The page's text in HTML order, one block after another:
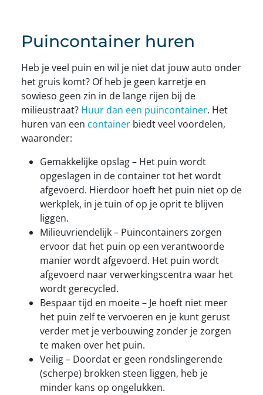
Puincontainer huren
Heb je veel puin en wil je niet dat jouw auto onder
het gruis komt? Of heb je geen karretje en
sowieso geen zin in de lange rijen bij de
milieustraat? Huur dan een puincontainer. Het
huren van een container biedt veel voordelen,
waaronder:
Gemakkelijke opslag – Het puin wordt
opgeslagen in de container tot het wordt
afgevoerd. Hierdoor hoeft het puin niet op de
werkplek, in je tuin of op je oprit te blijven
liggen.
Milieuvriendelijk – Puincontainers zorgen
ervoor dat het puin op een verantwoorde
manier wordt afgevoerd. Het puin wordt
afgevoerd naar verwerkingscentra waar het
wordt gerecycled.
Bespaar tijd en moeite – Je hoeft niet meer
het puin zelf te vervoeren en je kunt gerust
verder met je verbouwing zonder je zorgen
te maken over het puin.
Veilig – Doordat er geen rondslingerende
(scherpe) brokken steen liggen, heb je
minder kans op ongelukken.